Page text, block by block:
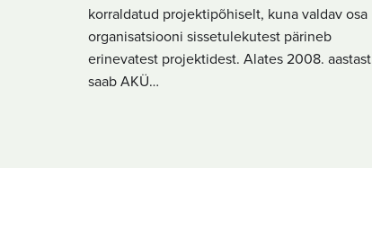
korraldatud projektipõhiselt, kuna valdav osa
organisatsiooni sissetulekutest pärineb
erinevatest projektidest. Alates 2008. aastast
saab AKÜ…